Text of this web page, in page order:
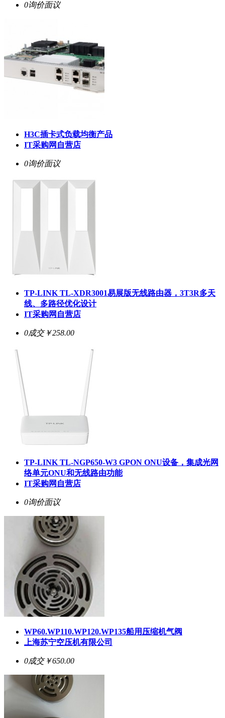
0询价面议
H3C插卡式负载均衡产品
IT采购网自营店
0询价面议
TP-LINK TL-XDR3001易展版无线路由器，3T3R多天
线、多路径优化设计
IT采购网自营店
0成交￥258.00
TP-LINK TL-NGP650-W3 GPON ONU设备，集成光网
络单元ONU和无线路由功能
IT采购网自营店
0询价面议
WP60.WP110.WP120.WP135船用压缩机气阀
上海苏宁空压机有限公司
0成交￥650.00